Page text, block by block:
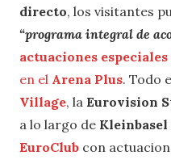
directo, los visitantes
“programa integral de
actuaciones
en el Arena Plus. Todo
Village, la Eurovision
a lo largo de
EuroClub con